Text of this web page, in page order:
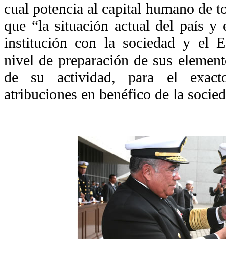
cual potencia al capital humano de
que “la situación actual del país y
institución con la sociedad y el
nivel de preparación de sus
de su actividad, para el
atribuciones en benéfico de la